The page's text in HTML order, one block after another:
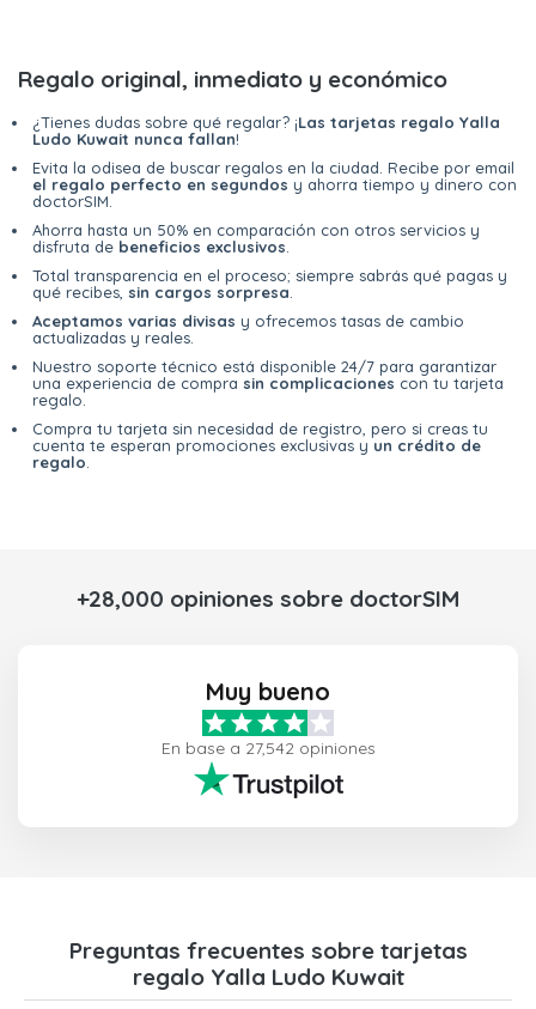
Regalo original, inmediato y económico
¿Tienes dudas sobre qué regalar? ¡Las tarjetas regalo Yalla
Ludo Kuwait nunca fallan!
Evita la odisea de buscar regalos en la ciudad. Recibe por email
el regalo perfecto en segundos y ahorra tiempo y dinero con
doctorSIM.
Ahorra hasta un 50% en comparación con otros servicios y
disfruta de beneficios exclusivos
Total transparencia en el proceso; siempre sabrás qué pagas y
qué recibes, sin cargos sorpresa
Aceptamos varias divisas y ofrecemos tasas de cambio
actualizadas y reales.
Nuestro soporte técnico está disponible 24/7 para garantizar
una experiencia de compra sin complicaciones con tu tarjeta
regalo.
Compra tu tarjeta sin necesidad de registro, pero si creas tu
cuenta te esperan promociones exclusivas y un crédito de
regalo
+28,000 opiniones sobre doctorSIM
Muy bueno
En base a 27,542 opiniones
Preguntas frecuentes sobre tarjetas
regalo Yalla Ludo Kuwait